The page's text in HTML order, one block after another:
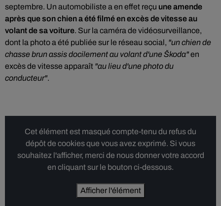
septembre. Un automobiliste a en effet reçu une amende
après que son chien a été filmé en excès de vitesse au
volant de sa voiture. Sur la caméra de vidéosurveillance,
dont la photo a été publiée sur le réseau social, "un chien de
chasse brun assis docilement au volant d'une Škoda"en
excès de vitesse apparaît "au lieu d'une photo du
conducteur".
Cet élément est masqué compte-tenu du refus du
dépôt de cookies que vous avez exprimé. Si vous
souhaitez l'afficher, merci de nous donner votre accord
en cliquant sur le bouton ci-dessous.
Afficher l'élément